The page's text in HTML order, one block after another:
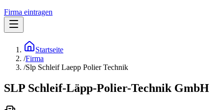
Firma eintragen
Startseite
/Firma
/Slp Schleif Laepp Polier Technik
SLP Schleif-Läpp-Polier-Technik GmbH